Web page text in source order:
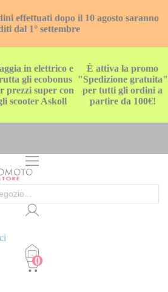
effettuati dopo il 10 agosto saranno
dal 1° settembre
in elettrico e
gli ecobonus
prezzi super con
scooter Askoll
È attiva la promo
"Spedizione gratuita"
per tutti gli ordini a
partire da 100€!